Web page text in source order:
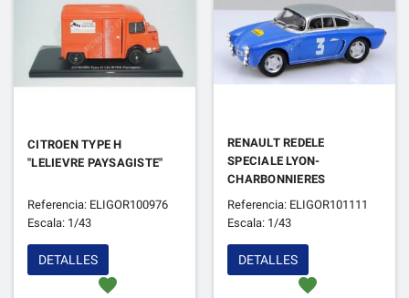
CITROEN TYPE H
"LELIEVRE PAYSAGISTE"
Referencia: ELIGOR100976
Escala: 1/43
favorite
DETALLES
RENAULT REDELE
SPECIALE LYON-
CHARBONNIERES
Referencia: ELIGOR101111
Escala: 1/43
favorite
DETALLES